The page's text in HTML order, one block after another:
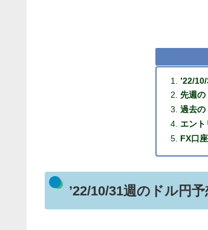
’22/
先週の
過去の
エン
FX口
’22/10/31週のドル円予